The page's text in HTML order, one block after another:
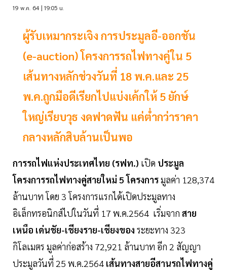
19 พ.ค. 64 | 19:05 น.
ผู้รับเหมากระเจิง การประมูลอี-ออกชัน
(e-auction) โครงการรถไฟทางคู่ใน 5
เส้นทางหลักช่วงวันที่ 18 พ.ค.และ 25
พ.ค.ถูกมือดีเรียกไปแบ่งเค้กให้ 5 ยักษ์
ใหญ่เรียบวุธ งดฟาดฟัน แค่ต่ำกว่าราคา
กลางหลักสิบล้านเป็นพอ
การรถไฟแห่งประเทศไทย (รฟท.) เปิด ประมูล
โครงการรถไฟทางคู่สายใหม่ 5 โครงการมูลค่า 128,374
ล้านบาท โดย 3 โครงการแรกได้เปิดประมูลทาง
อิเล็กทรอนิกส์ไปในวันที่ 17 พ.ค.2564 เริ่มจาก สาย
เหนือ เด่นชัย-เชียงราย-เชียงของ ระยะทาง 323
กิโลเมตร มูลค่าก่อสร้าง 72,921 ล้านบาท อีก 2 สัญญา
ประมูลวันที่ 25 พ.ค.2564 เส้นทางสายอีสานรถไฟทางคู่